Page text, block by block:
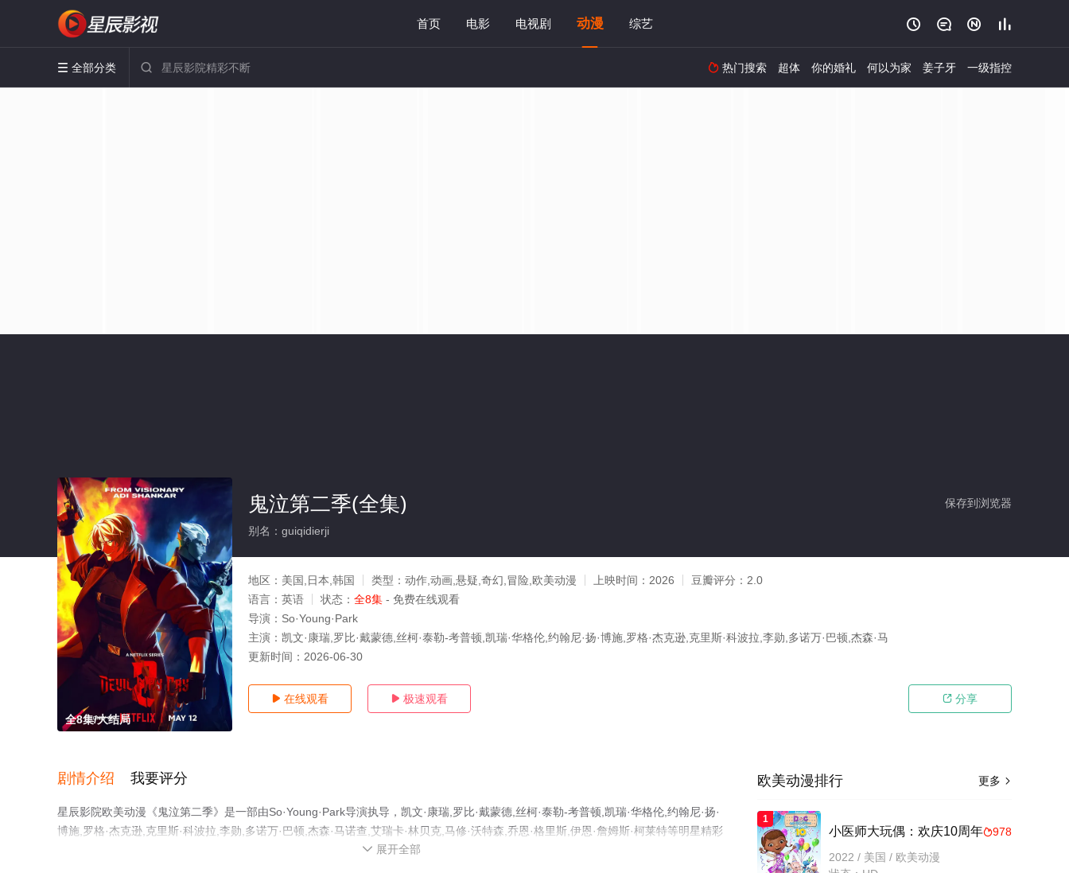
首页 电影 电视剧 动漫 综艺    
 全部分类   热门搜索 超体 你的婚礼 何以为家 姜子牙 一级指控
全8集/大结局
保存到浏览器
鬼泣第二季(全集)
别名：guiqidierji
地区： 美国,日本,韩国 类型： 动作,动画,悬疑,奇幻,冒险,欧美动漫 上映时间： 2026 豆瓣评分： 2.0
语言： 英语 状态： 全8集 - 免费在线观看
导演： So·Young·Park
主演： 凯文·康瑞,罗比·戴蒙德,丝柯·泰勒-考普顿,凯瑞·华格伦,约翰尼·扬·博施,罗格·杰克逊,克里斯·科波拉,李勋,多诺万·巴顿,杰森·马
更新时间： 2026-06-30
 在线观看  极速观看  分享
剧情介绍 我要评分
星辰影院欧美动漫《鬼泣第二季》是一部由So·Young·Park导演执导，凯文·康瑞,罗比·戴蒙德,丝柯·泰勒-考普顿,凯瑞·华格伦,约翰尼·扬·
博施,罗格·杰克逊,克里斯·科波拉,李勋,多诺万·巴顿,杰森·马诺查,艾瑞卡·林贝克,马修·沃特森,乔恩·格里斯,伊恩·詹姆斯·柯莱特等明星精彩
演绎的美国,日本,韩国动漫，大结局剧情已揭晓（全8集），手机免费观看高清无删减完整版动漫全集就来星辰影视，更多相关信息可移
 展开全部
更多 
欧美动漫排行
1
978
小医师大玩偶：欢庆10周年
2022 / 美国 / 欧美动漫